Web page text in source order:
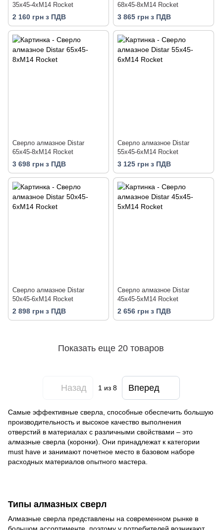
35x45-4xM14 Rocket
2 160 грн з ПДВ
68x45-8xM14 Rocket
3 865 грн з ПДВ
Сверло алмазное Distar
65x45-8xM14 Rocket
3 698 грн з ПДВ
Сверло алмазное Distar
55x45-6xM14 Rocket
3 125 грн з ПДВ
Сверло алмазное Distar
50x45-6xM14 Rocket
2 898 грн з ПДВ
Сверло алмазное Distar
45x45-5xM14 Rocket
2 656 грн з ПДВ
Показать еще 20 товаров
Назад 1из 8 Вперед
Самые эффективные сверла, способные обеспечить большую
производительность и высокое качество выполнения
отверстий в материалах с различными свойствами – это
алмазные сверла (коронки). Они принадлежат к категории
must have и занимают почетное место в базовом наборе
расходных материалов опытного мастера.
Типы алмазных сверл
Алмазные сверла представлены на современном рынке в